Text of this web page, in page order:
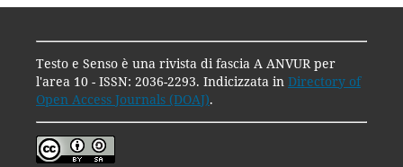
Testo e Senso è una rivista di fascia A ANVUR per
l'area 10 - ISSN: 2036-2293. Indicizzata in Directory of
Open Access Journals (DOAJ).